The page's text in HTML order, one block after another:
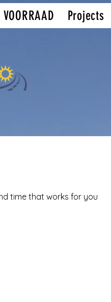
VOORRAAD Projects
time that works for you